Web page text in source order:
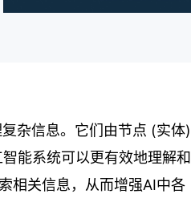
杂信息。它们由节点 (实体)
能系统可以更有效地理解和
相关信息，从而增强AI中各